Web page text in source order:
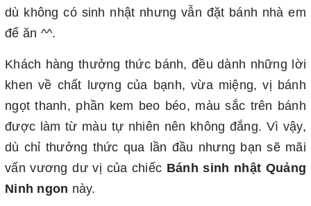
dù không có sinh nhật nhưng vẫn đặt bánh nhà em
để ăn ^^.
Khách hàng thưởng thức bánh, đều dành những lời
khen về chất lượng của bạnh, vừa miệng, vị bánh
ngọt thanh, phần kem beo béo, màu sắc trên bánh
được làm từ màu tự nhiên nên không đắng. Vì vậy,
dù chỉ thưởng thức qua lần đầu nhưng bạn sẽ mãi
vấn vương dư vị của chiếc Bánh sinh nhật Quảng
Ninh ngon này.